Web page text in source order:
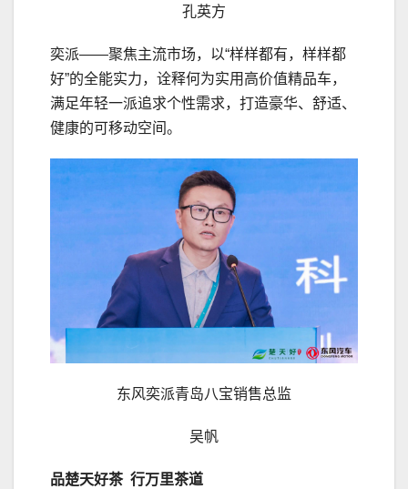
孔英方
奕派——聚焦主流市场，以“样样都有，样样都
好”的全能实力，诠释何为实用高价值精品车，
满足年轻一派追求个性需求，打造豪华、舒适、
健康的可移动空间。
东风奕派青岛八宝销售总监
吴帆
品楚天好茶 行万里茶道